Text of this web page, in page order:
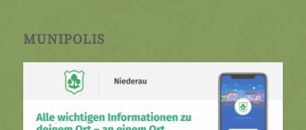
MUNIPOLIS